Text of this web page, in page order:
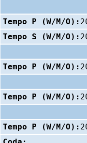
Tempo P (W/M/O):
Tempo S (W/M/O):
Tempo P (W/M/O):
Tempo P (W/M/O):
Tempo P (W/M/O):